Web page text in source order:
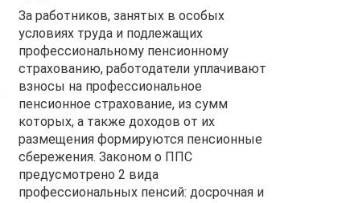
За работников, занятых в особых
условиях труда и подлежащих
профессиональному пенсионному
страхованию, работодатели уплачивают
взносы на профессиональное
пенсионное страхование, из сумм
которых, а также доходов от их
размещения формируются пенсионные
сбережения. Законом о ППС
предусмотрено 2 вида
профессиональных пенсий: досрочная и